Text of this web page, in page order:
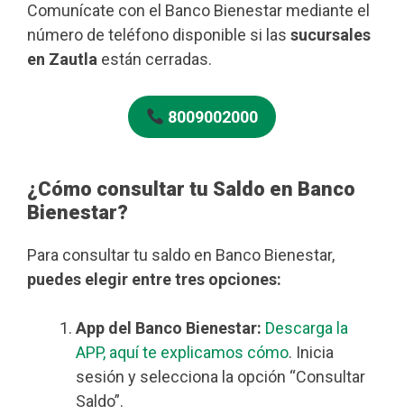
Comunícate con el Banco Bienestar mediante el
número de teléfono disponible si las sucursales
en Zautla están cerradas.
8009002000
¿Cómo consultar tu Saldo en Banco
Bienestar?
Para consultar tu saldo en Banco Bienestar,
puedes elegir entre tres opciones:
App del Banco Bienestar: Descarga la
APP, aquí te explicamos cómo. Inicia
sesión y selecciona la opción “Consultar
Saldo”.